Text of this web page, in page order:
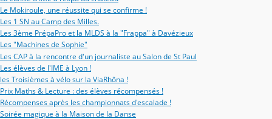
Le Mokiroule, une réussite qui se confirme !
Les 1 SN au Camp des Milles.
Les 3ème PrépaPro et la MLDS à la "Frappa" à Davézieux
Les "Machines de Sophie"
Les CAP à la rencontre d'un journaliste au Salon de St Paul
Les élèves de l'IME à Lyon !
les Troisièmes à vélo sur la ViaRhôna !
Prix Maths & Lecture : des élèves récompensés !
Récompenses après les championnats d'escalade !
Soirée magique à la Maison de la Danse